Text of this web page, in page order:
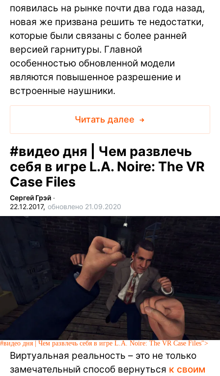
появилась на рынке почти два года назад,
новая же призвана решить те недостатки,
которые были связаны с более ранней
версией гарнитуры. Главной
особенностью обновленной модели
являются повышенное разрешение и
встроенные наушники.
Читать далее
#видео дня | Чем развлечь
себя в игре L.A. Noire: The VR
Case Files
Сергей Грэй ∙
22.12.2017, обновлено 21.09.2020
#видео дня | Чем развлечь себя в игре L.A. Noire: The VR Case Files">
Виртуальная реальность – это не только
замечательный способ вернуться к своим